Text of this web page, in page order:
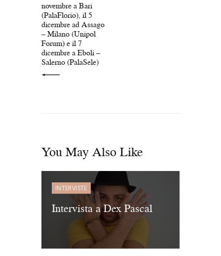
novembre a Bari
(PalaFlorio), il 5
dicembre ad Assago
– Milano (Unipol
Forum) e il 7
dicembre a Eboli –
Salerno (PalaSele)
You May Also Like
INTERVISTE
Intervista a Dex Pascal